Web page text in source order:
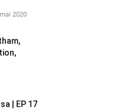
2020
| EP 17